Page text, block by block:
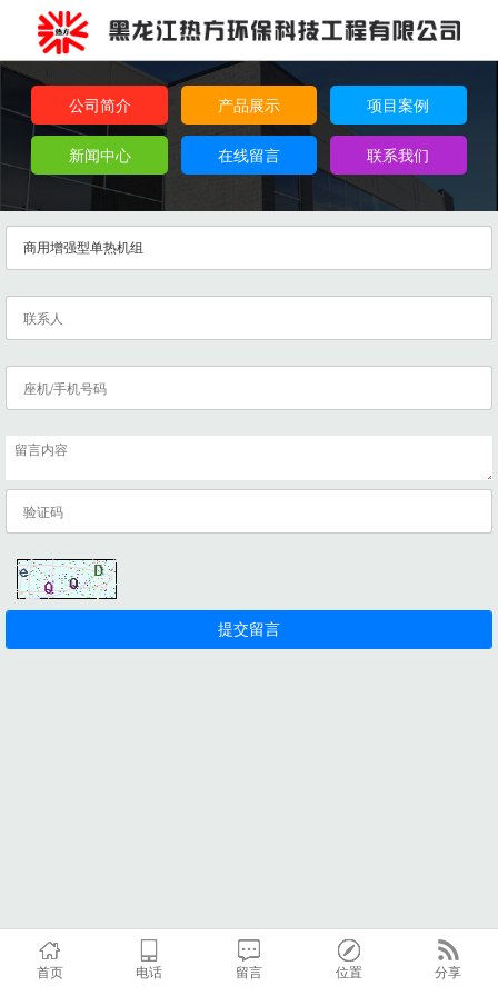
公司简介 产品展示 项目案例
新闻中心 在线留言 联系我们
首页 电话 留言 位置 分享